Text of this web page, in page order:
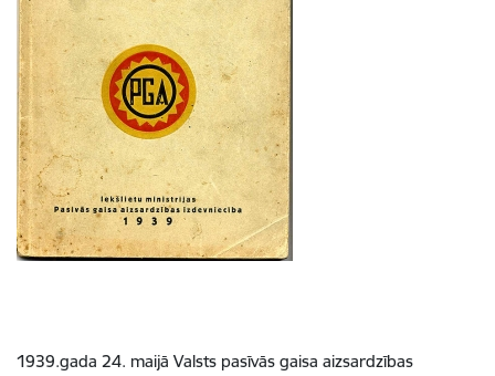
1939.gada 24. maijā Valsts pasīvās gaisa aizsardzības